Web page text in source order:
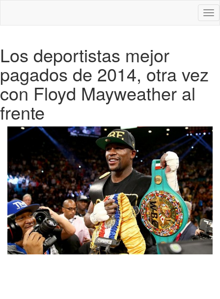
Los deportistas mejor
pagados de 2014, otra vez
con Floyd Mayweather al
frente